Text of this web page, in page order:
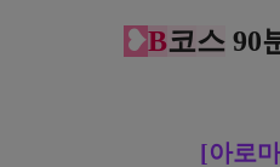
❥B코스 90
[아로